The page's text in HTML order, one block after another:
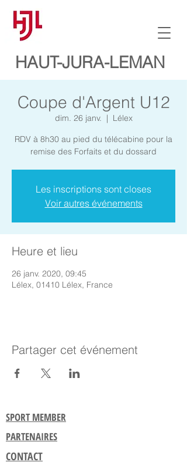
HAUT-JURA-LEMAN
Coupe d'Argent U12
dim. 26 janv.
  |
Lélex
RDV à 8h30 au pied du télécabine pour la
remise des Forfaits et du dossard
Les inscriptions sont closes
Voir autres événements
Heure et lieu
26 janv. 2020, 09:45
Lélex, 01410 Lélex, France
Partager cet événement
SPORT MEMBER
PARTENAIRES
CONTACT